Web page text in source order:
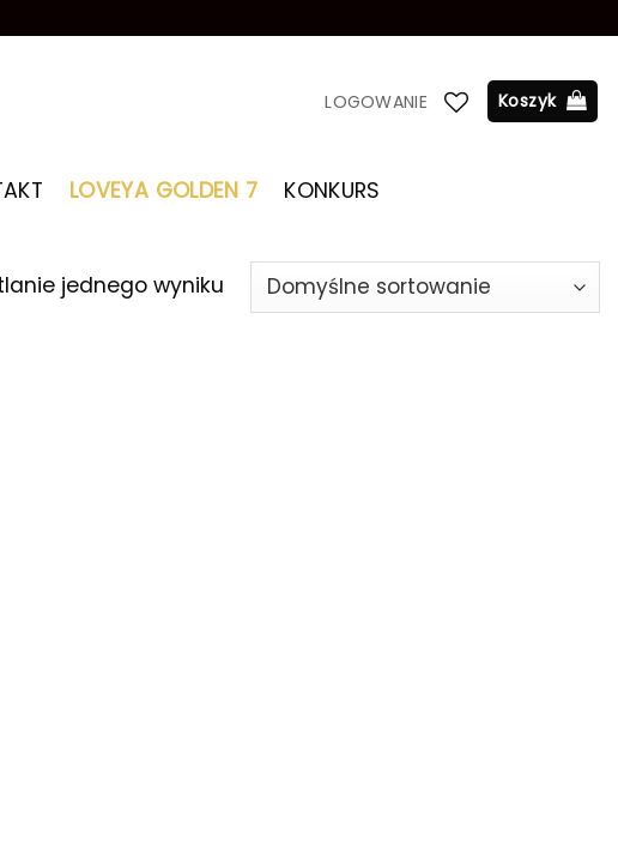
LOGOWANIE Koszyk
LOVEYA GOLDEN 7 KONKURS
jednego wyniku